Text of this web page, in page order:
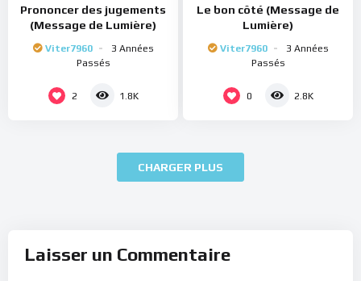
Prononcer des jugements
(Message de Lumière)
Viter7960
3 Années
Passés
2 1.8K
Le bon côté (Message de
Lumière)
Viter7960
3 Années
Passés
0 2.8K
CHARGER PLUS
Laisser un Commentaire